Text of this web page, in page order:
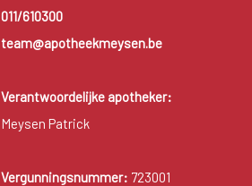
011/610300
team@apotheekmeysen.be
Verantwoordelijke apotheker:
Meysen Patrick
Vergunningsnummer: 723001